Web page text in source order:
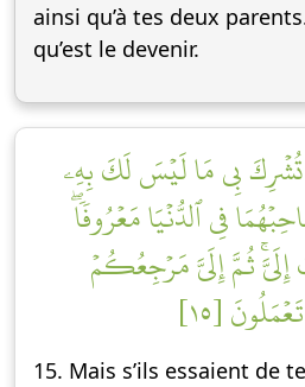
ainsi qu’à tes deux
qu’est le devenir.
بِي مَا لَيۡسَ لَكَ بِهِۦ
فِي ٱلدُّنۡيَا مَعۡرُوفٗاۖ
إِلَيَّۚ ثُمَّ إِلَيَّ مَرۡجِعُكُمۡ
[١٥]
15. Mais s’ils essaient de